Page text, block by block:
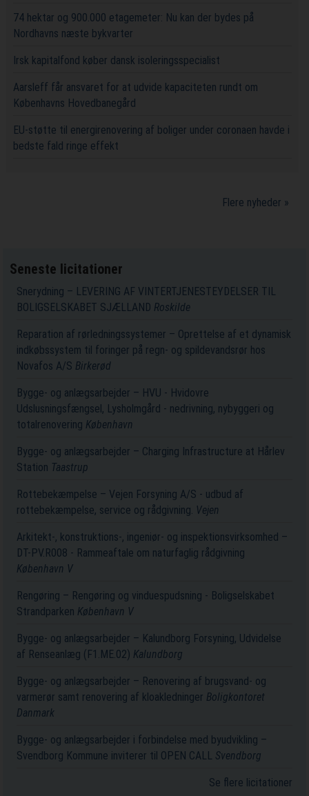
74 hektar og 900.000 etagemeter: Nu kan der bydes på
Nordhavns næste bykvarter
Irsk kapitalfond køber dansk isoleringsspecialist
Aarsleff får ansvaret for at udvide kapaciteten rundt om
Københavns Hovedbanegård
EU-støtte til energirenovering af boliger under coronaen havde i
bedste fald ringe effekt
Flere nyheder »
Seneste licitationer
Snerydning – LEVERING AF VINTERTJENESTEYDELSER TIL
BOLIGSELSKABET SJÆLLAND Roskilde
Reparation af rørledningssystemer – Oprettelse af et dynamisk
indkøbssystem til foringer på regn- og spildevandsrør hos
Novafos A/S Birkerød
Bygge- og anlægsarbejder – HVU - Hvidovre
Udslusningsfængsel, Lysholmgård - nedrivning, nybyggeri og
totalrenovering København
Bygge- og anlægsarbejder – Charging Infrastructure at Hårlev
Station Taastrup
Rottebekæmpelse – Vejen Forsyning A/S - udbud af
rottebekæmpelse, service og rådgivning. Vejen
Arkitekt-, konstruktions-, ingeniør- og inspektionsvirksomhed –
DT-PV.R008 - Rammeaftale om naturfaglig rådgivning
København V
Rengøring – Rengøring og vinduespudsning - Boligselskabet
Strandparken København V
Bygge- og anlægsarbejder – Kalundborg Forsyning, Udvidelse
af Renseanlæg (F1.ME.02) Kalundborg
Bygge- og anlægsarbejder – Renovering af brugsvand- og
varmerør samt renovering af kloakledninger Boligkontoret
Danmark
Bygge- og anlægsarbejder i forbindelse med byudvikling –
Svendborg Kommune inviterer til OPEN CALL Svendborg
Se flere licitationer